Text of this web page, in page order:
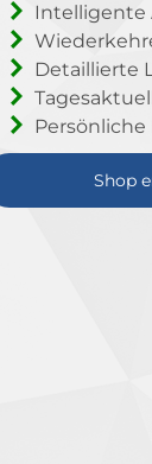
Intelligente
Detaillierte
Shop